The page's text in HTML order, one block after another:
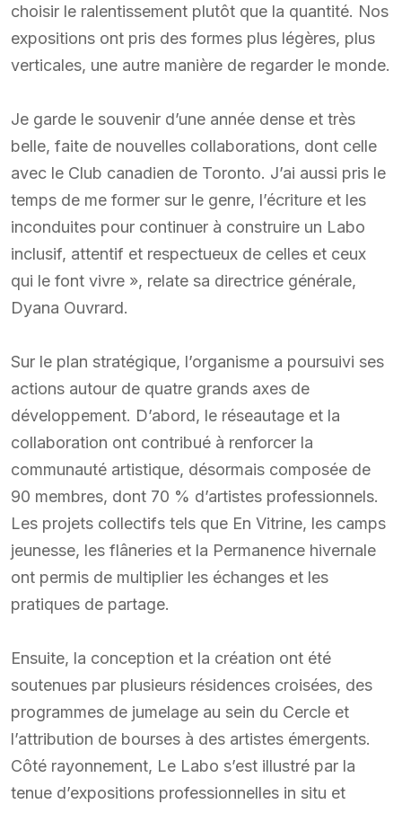
choisir le ralentissement plutôt que la quantité. Nos
expositions ont pris des formes plus légères, plus
verticales, une autre manière de regarder le monde.
Je garde le souvenir d’une année dense et très
belle, faite de nouvelles collaborations, dont celle
avec le Club canadien de Toronto. J’ai aussi pris le
temps de me former sur le genre, l’écriture et les
inconduites pour continuer à construire un Labo
inclusif, attentif et respectueux de celles et ceux
qui le font vivre », relate sa directrice générale,
Dyana Ouvrard.
Sur le plan stratégique, l’organisme a poursuivi ses
actions autour de quatre grands axes de
développement. D’abord, le réseautage et la
collaboration ont contribué à renforcer la
communauté artistique, désormais composée de
90 membres, dont 70 % d’artistes professionnels.
Les projets collectifs tels que En Vitrine, les camps
jeunesse, les flâneries et la Permanence hivernale
ont permis de multiplier les échanges et les
pratiques de partage.
Ensuite, la conception et la création ont été
soutenues par plusieurs résidences croisées, des
programmes de jumelage au sein du Cercle et
l’attribution de bourses à des artistes émergents.
Côté rayonnement, Le Labo s’est illustré par la
tenue d’expositions professionnelles in situ et